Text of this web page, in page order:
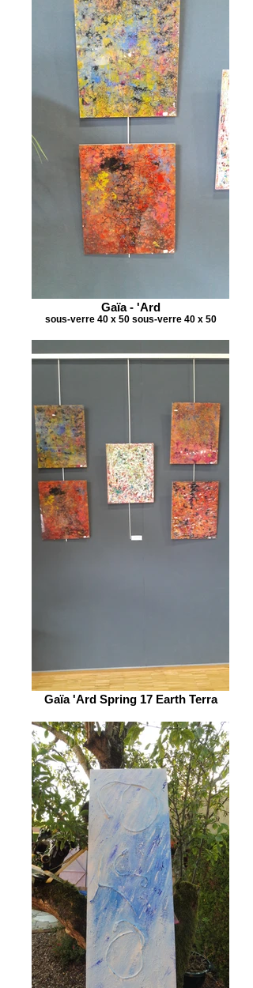
Gaïa - 'Ard
sous-verre 40 x 50 sous-verre 40 x 50
Gaïa 'Ard Spring 17 Earth Terra